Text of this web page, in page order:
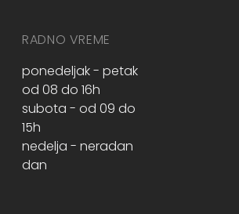
RADNO VREME
ponedeljak - petak
od 08 do 16h
subota - od 09 do
15h
nedelja - neradan
dan